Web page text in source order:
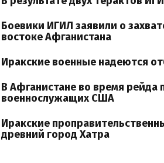
Боевики ИГИЛ заявили о
востоке Афганистана
Иракские военные надеются
В Афганистане во время рейда
военнослужащих США
Иракские
древний город Хатра